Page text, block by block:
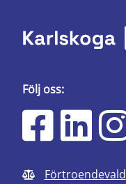
Följ oss:
Förtroendevald